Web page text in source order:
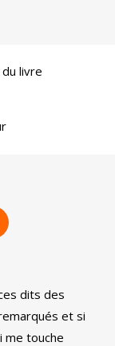
livre
dits des
et si
me touche